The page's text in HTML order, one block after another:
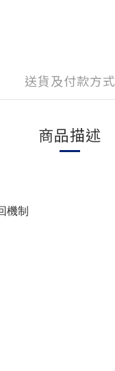
送貨及付款方式
商品描述
機制